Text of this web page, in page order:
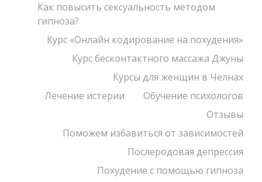
Как повысить сексуальность методом
гипноза?
Курс «Онлайн кодирование на похудения»
Курс бесконтактного массажа Джуны
Курсы для женщин в Челнах
Лечение истерии
Обучение психологов
Отзывы
Поможем избавиться от зависимостей
Послеродовая депрессия
Похудение с помощью гипноза